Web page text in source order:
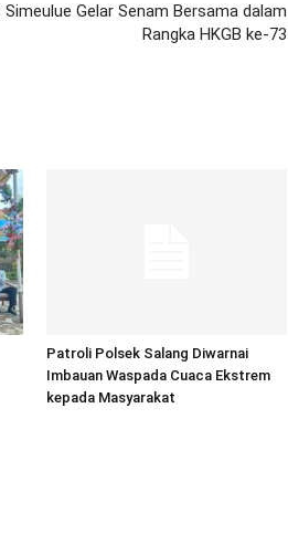
Simeulue Gelar Senam Bersama dalam
Rangka HKGB ke-73
Patroli Polsek Salang Diwarnai
Imbauan Waspada Cuaca Ekstrem
kepada Masyarakat